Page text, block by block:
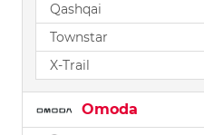
Qashqai
Townstar
X-Trail
Omoda